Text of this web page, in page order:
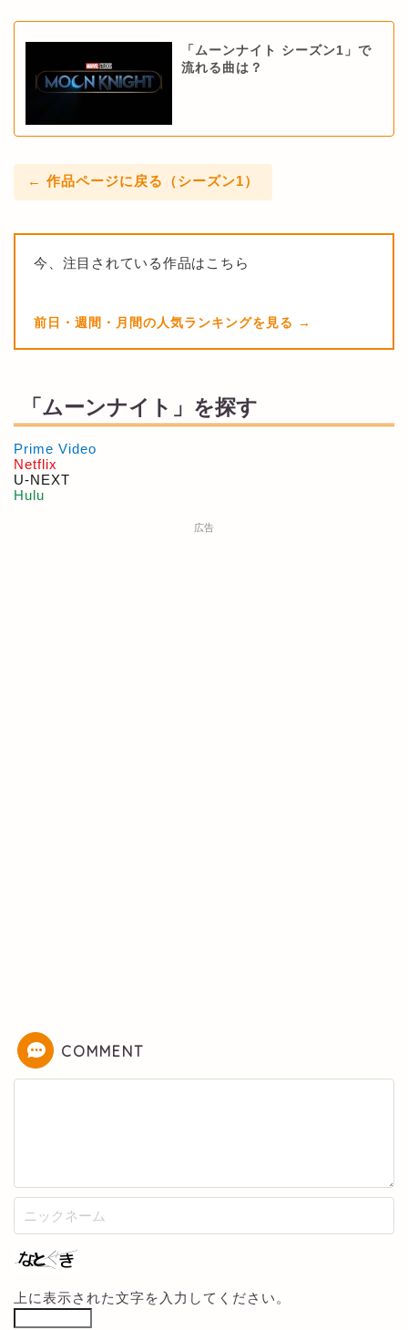
「ムーンナイト シーズン1」で
流れる曲は？
← 作品ページに戻る（シーズン1）
今、注目されている作品はこちら
前日・週間・月間の人気ランキングを見る
「ムーンナイト」を探す
Prime Video
Netflix
U-NEXT
Hulu
広告
COMMENT
上に表示された文字を入力してください。